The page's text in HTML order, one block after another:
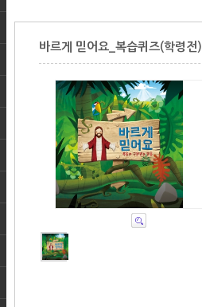
바르게 믿어요_복습퀴즈(학령전)